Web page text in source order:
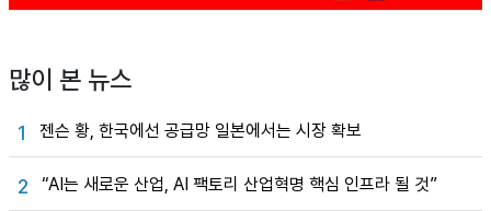
많이 본 뉴스
1 젠슨 황, 한국에선 공급망 일본에서는 시장 확보
2 “AI는 새로운 산업, AI 팩토리 산업혁명 핵심 인프라 될 것”